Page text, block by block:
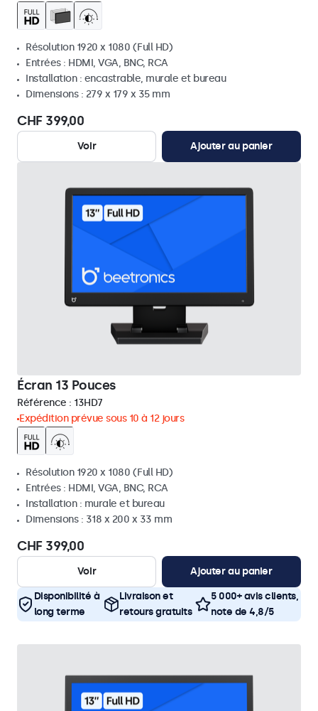
Résolution 1920 x 1080 (Full HD)
Entrées : HDMI, VGA, BNC, RCA
Installation : encastrable, murale et bureau
Dimensions : 279 x 179 x 35 mm
CHF 399,00
Voir Ajouter au panier
Écran 13 Pouces
Référence : 13HD7
Expédition prévue sous 10 à 12 jours
Résolution 1920 x 1080 (Full HD)
Entrées : HDMI, VGA, BNC, RCA
Installation : murale et bureau
Dimensions : 318 x 200 x 33 mm
CHF 399,00
Voir Ajouter au panier
Disponibilité à
long terme
Livraison et
retours gratuits
5 000+ avis clients,
note de 4,8/5